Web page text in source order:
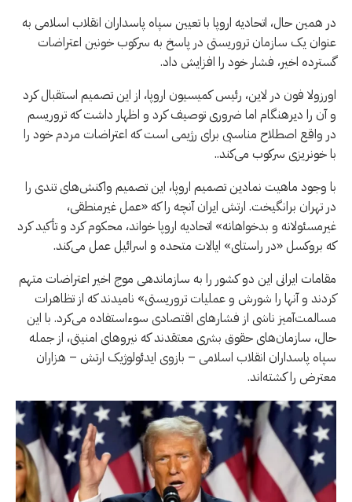
در همین حال، اتحادیه اروپا با تعیین سپاه پاسداران انقلاب اسلامی به
عنوان یک سازمان تروریستی در پاسخ به سرکوب خونین اعتراضات
گسترده اخیر، فشار خود را افزایش داد.
اورزولا فون در لاین، رئیس کمیسیون اروپا، از این تصمیم استقبال کرد
و آن را دیرهنگام اما ضروری توصیف کرد و اظهار داشت که تروریسم
در واقع اصطلاح مناسبی برای رژیمی است که اعتراضات مردم خود را
با خونریزی سرکوب می‌کند..
با وجود ماهیت نمادین تصمیم اروپا، این تصمیم واکنش‌های تندی را
در تهران برانگیخت. ارتش ایران آنچه را که «عمل غیرمنطقی،
غیرمسئولانه و بدخواهانه» اتحادیه اروپا خواند، محکوم کرد و تأکید کرد
که بروکسل «در راستای» ایالات متحده و اسرائیل عمل می‌کند.
مقامات ایرانی این دو کشور را به سازماندهی موج اخیر اعتراضات متهم
کردند و آنها را شورش و عملیات تروریستی» نامیدند که از تظاهرات
مسالمت‌آمیز ناشی از فشارهای اقتصادی سوءاستفاده می‌کرد. با این
حال، سازمان‌های حقوق بشری معتقدند که نیروهای امنیتی، از جمله
سپاه پاسداران انقلاب اسلامی – بازوی ایدئولوژیک ارتش – هزاران
معترض را کشته‌اند.